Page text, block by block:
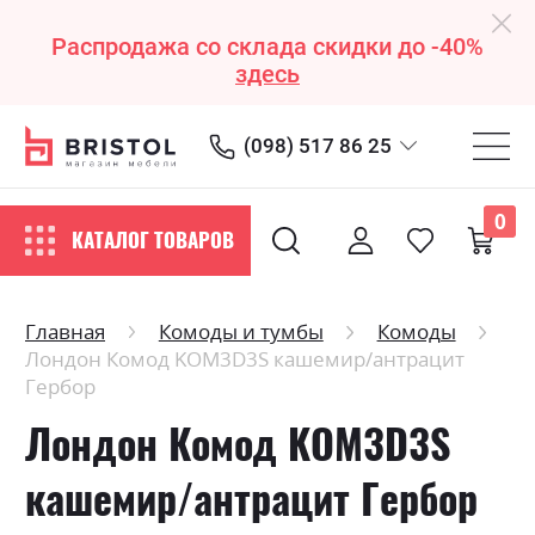
Распродажа со склада скидки до -40%
здесь
(098) 517 86 25
КАТАЛОГ ТОВАРОВ
0
Главная Комоды и тумбы
Комоды
Лондон Комод KOM3D3S кашемир/антрацит
Гербор
Лондон Комод KOM3D3S
кашемир/антрацит Гербор